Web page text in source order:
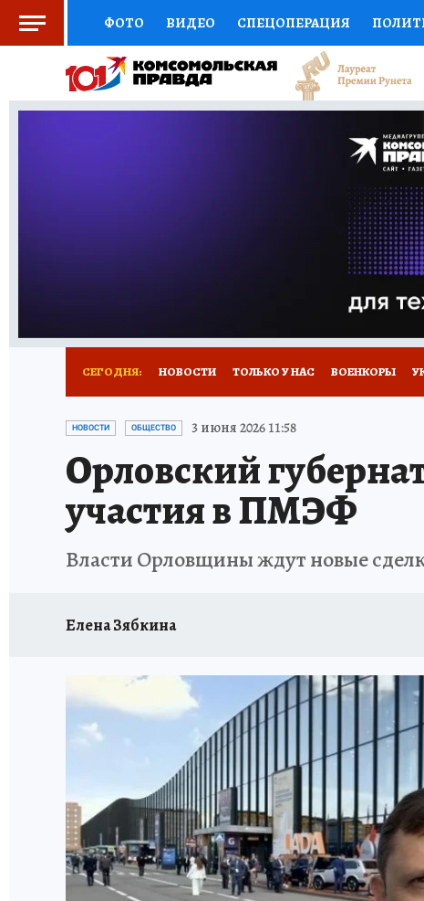
ФОТО ВИДЕО СПЕЦОПЕРАЦИЯ
СОЦПОДДЕРЖКА НАУКА СПОРТ
ВЫБОР ЭКСПЕРТОВ ДОКТОР ФИНАНСЫ
ПРОГНОЗЫ НА СПОРТ
НОВОЕ НА
СЕГОДНЯ: НОВОСТИ ТОЛЬКО У НАС ВОЕНКОРЫ
ИСПЫТАНО НА СЕБЕ
НОВОСТИ ОБЩЕСТВО 3 июня 2026 11:58
Орловский
участия в ПМЭФ
Власти Орловщины ждут новые
Елена Зябкина